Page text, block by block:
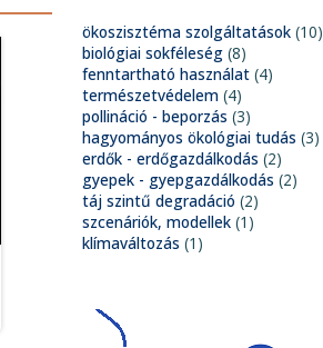
ökoszisztéma szolgáltatások (10)
biológiai sokféleség (8)
fenntartható használat (4)
természetvédelem (4)
pollináció - beporzás (3)
hagyományos ökológiai tudás (3)
erdők - erdőgazdálkodás (2)
gyepek - gyepgazdálkodás (2)
táj szintű degradáció (2)
szcenáriók, modellek (1)
klímaváltozás (1)